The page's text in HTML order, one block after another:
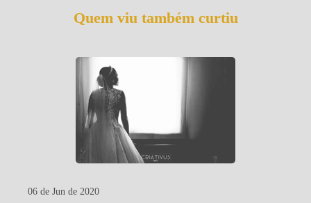
Quem viu também curtiu
06 de Jun de 2020